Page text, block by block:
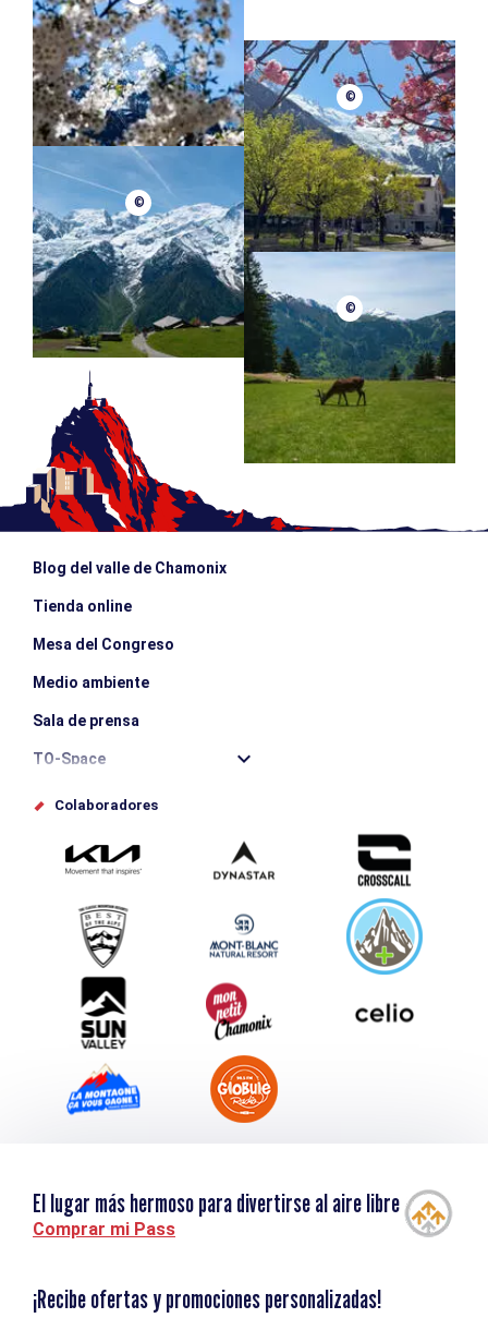
©
©
©
Blog del valle de Chamonix
Tienda online
Mesa del Congreso
Medio ambiente
Sala de prensa
TO-Space
Offices de tourisme
Envíe su evento
Service groupes et séminaires
Descargar
Turismo y discapacidad
Colaboradores
El lugar más hermoso para divertirse al aire libre
Comprar mi Pass
¡Recibe ofertas y promociones personalizadas!